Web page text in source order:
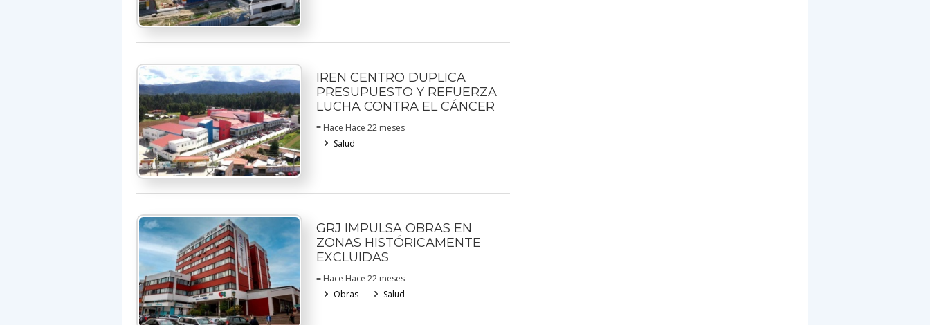
IREN CENTRO DUPLICA
PRESUPUESTO Y REFUERZA
LUCHA CONTRA EL CÁNCER
≡ Hace Hace 22 meses
Salud
GRJ IMPULSA OBRAS EN
ZONAS HISTÓRICAMENTE
EXCLUIDAS
≡ Hace Hace 22 meses
Obras
Salud